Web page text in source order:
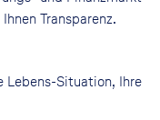
Transparenz.
Lebens-Situation, Ihre